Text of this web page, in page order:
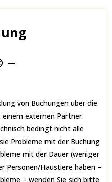
von Buchungen über die
externen Partner
bedingt nicht alle
Probleme mit der Buchung
mit der Dauer (weniger
Personen/Haustiere haben –
– wenden Sie sich bitte